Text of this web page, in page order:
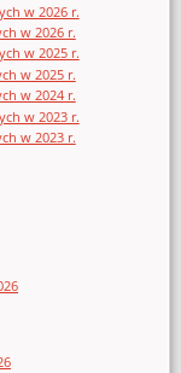
w 2026 r.
w 2026 r.
w 2025 r.
w 2025 r.
w 2024 r.
w 2023 r.
w 2023 r.